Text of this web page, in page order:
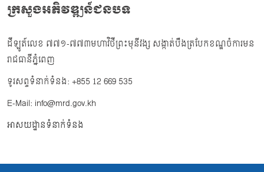
ក្រសួងអភិវឌ្ឍន៍ជនបទ
ដីឡូត៍លេខ ៧៧១-៧៧៣មហាវិថីព្រះមុនីវង្ស សង្កាត់បឹងត្របែកខណ្ឌចំការមន
រាជធានីភ្នំពេញ
ទូរសព្ទទំនាក់ទំនង: +855 12 669 535
E-Mail: info@mrd.gov.kh
អាសយដ្ឋានទំនាក់ទំនង